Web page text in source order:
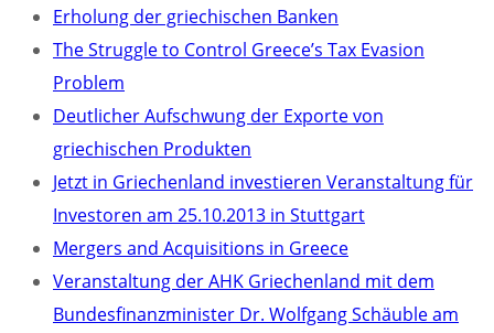
Erholung der griechischen Banken
The Struggle to Control Greece’s Tax Evasion
Problem
Deutlicher Aufschwung der Exporte von
griechischen Produkten
Jetzt in Griechenland investieren Veranstaltung für
Investoren am 25.10.2013 in Stuttgart
Mergers and Acquisitions in Greece
Veranstaltung der AHK Griechenland mit dem
Bundesfinanzminister Dr. Wolfgang Schäuble am